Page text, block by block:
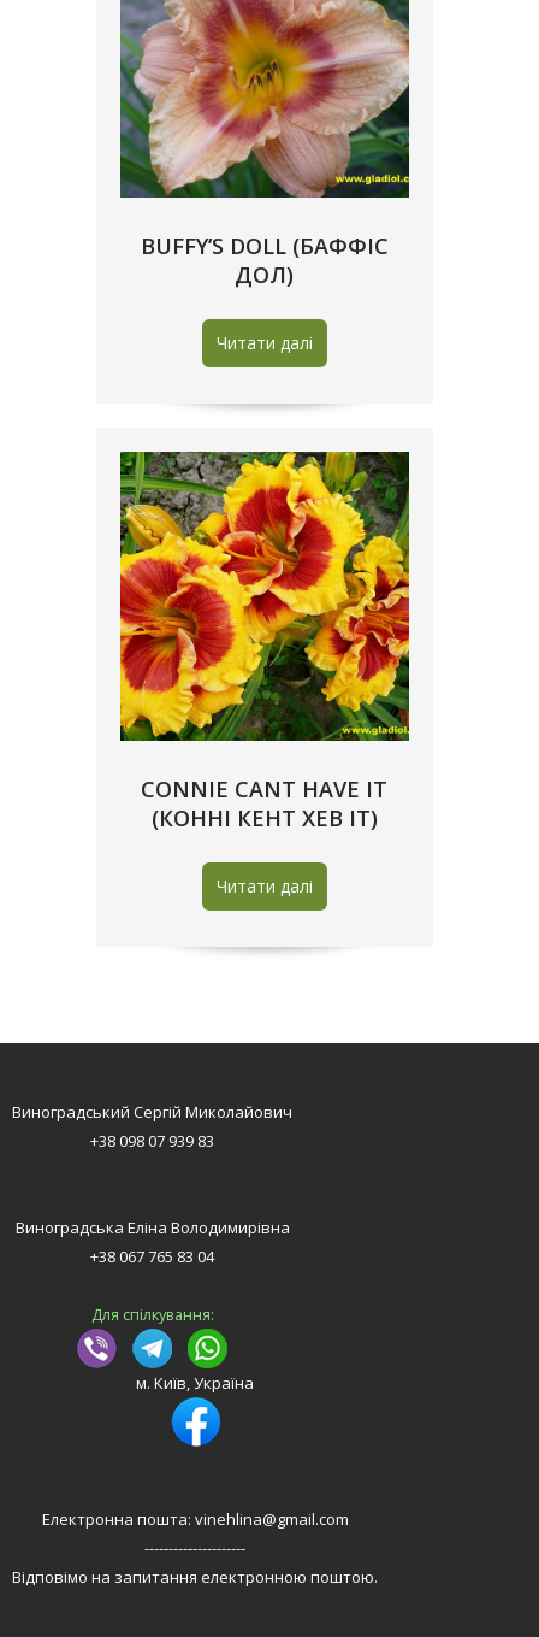
BUFFY’S DOLL (БАФФІС
ДОЛ)
Читати далі
CONNIE CANT HAVE IT
(КОННІ КЕНТ ХЕВ ІТ)
Читати далі
Виноградський Сергій Миколайович
+38 098 07 939 83
Виноградська Еліна Володимирівна
+38 067 765 83 04
Для спілкування:
м. Київ, Україна
Електронна пошта: vinehlina@gmail.com
---------------------
Відповімо на запитання електронною поштою.